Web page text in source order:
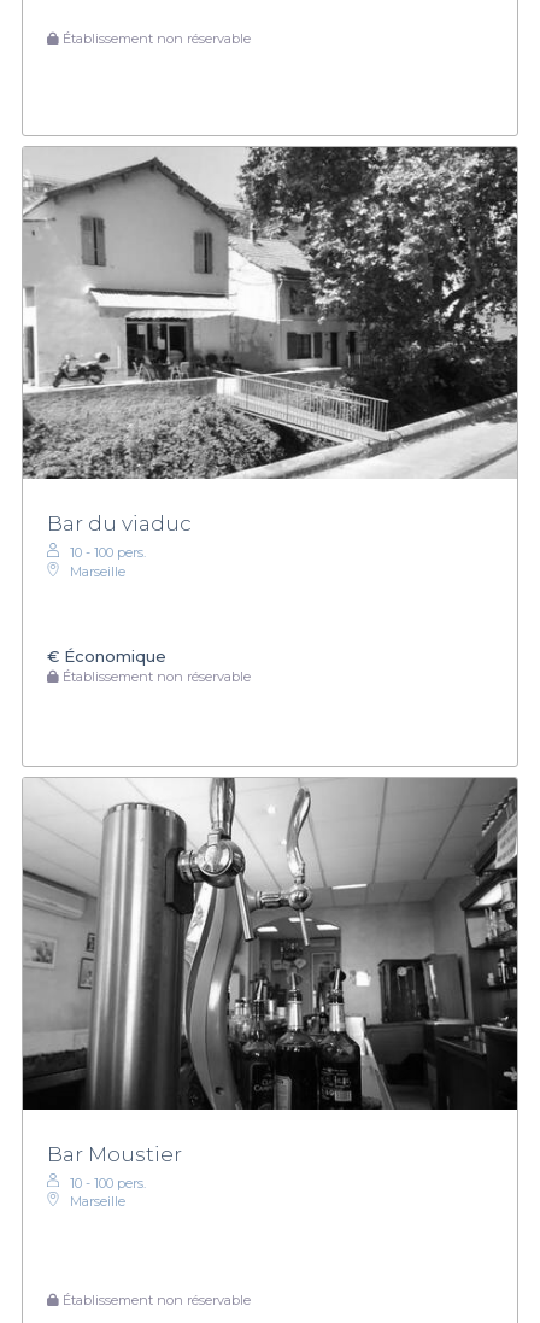
Établissement non réservable
Bar du viaduc
10 - 100 pers.
Marseille
€ Économique
Établissement non réservable
Bar Moustier
10 - 100 pers.
Marseille
Établissement non réservable